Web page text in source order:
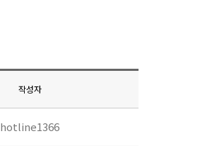
작성자
hotline1366